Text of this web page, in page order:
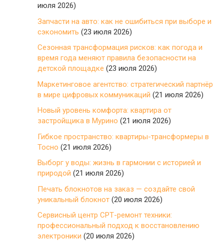
июля 2026)
Запчасти на авто: как не ошибиться при выборе и
сэкономить (23 июля 2026)
Сезонная трансформация рисков: как погода и
время года меняют правила безопасности на
детской площадке (23 июля 2026)
Маркетинговое агентство: стратегический партнёр
в мире цифровых коммуникаций (21 июля 2026)
Новый уровень комфорта: квартира от
застройщика в Мурино (21 июля 2026)
Гибкое пространство: квартиры-трансформеры в
Тосно (21 июля 2026)
Выборг у воды: жизнь в гармонии с историей и
природой (21 июля 2026)
Печать блокнотов на заказ — создайте свой
уникальный блокнот (20 июля 2026)
Сервисный центр СРТ-ремонт техники:
профессиональный подход к восстановлению
электроники (20 июля 2026)